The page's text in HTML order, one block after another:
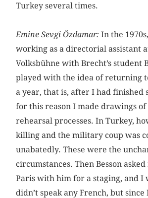
Turkey several times.
Emine Sevgi Özdamar: In the
working as a directorial assistant
Volksbühne with Brecht’s student
played with the idea of returning
a year, that is, after I had finished
for this reason I made drawings
rehearsal processes. In Turkey,
killing and the military coup was
unabatedly. These were the
circumstances. Then Besson
Paris with him for a staging, and I
didn’t speak any French, but